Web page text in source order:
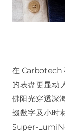
在 Carbotech
的表盘更显动
佛阳光穿透深
缀数字及小时
Super-